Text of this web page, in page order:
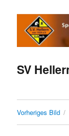
SV
Vorheriges Bild